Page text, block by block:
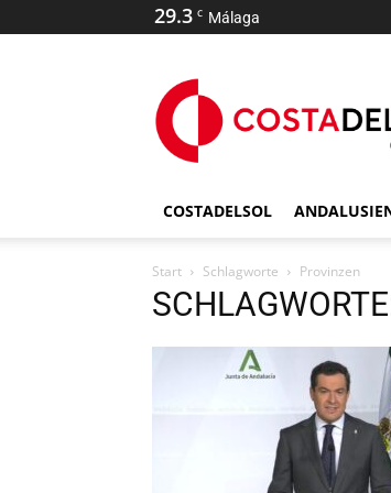
29.3 C Málaga
COSTADELSOL
Start Schlagworte Provinzen